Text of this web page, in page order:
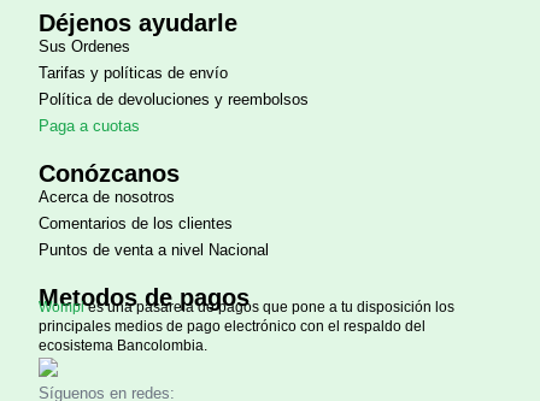
Déjenos ayudarle
Sus Ordenes
Tarifas y políticas de envío
Política de devoluciones y reembolsos
Paga a cuotas
Conózcanos
Acerca de nosotros
Comentarios de los clientes
Puntos de venta a nivel Nacional
Metodos de pagos
Wompies una pasarela de pagos que pone a tu disposición los
principales medios de pago electrónico con el respaldo del
ecosistema Bancolombia.
Síguenos en redes: